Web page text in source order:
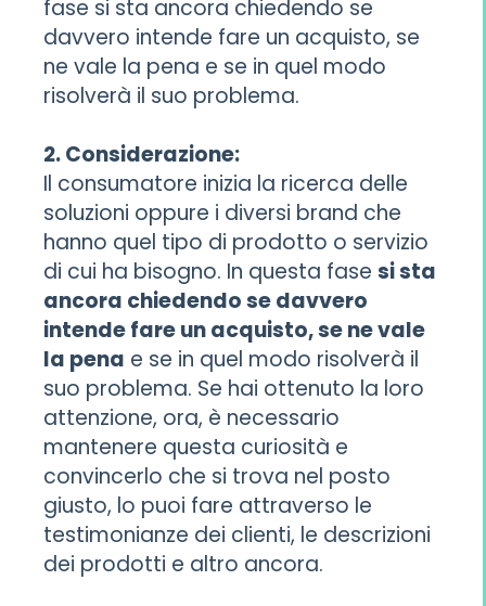
fase si sta ancora chiedendo se
davvero intende fare un acquisto, se
ne vale la pena e se in quel modo
risolverà il suo problema.
2. Considerazione:
Il consumatore inizia la ricerca delle
soluzioni oppure i diversi brand che
hanno quel tipo di prodotto o servizio
di cui ha bisogno. In questa fase si sta
ancora chiedendo se davvero
intende fare un acquisto, se ne vale
la pena e se in quel modo risolverà il
suo problema. Se hai ottenuto la loro
attenzione, ora, è necessario
mantenere questa curiosità e
convincerlo che si trova nel posto
giusto, lo puoi fare attraverso le
testimonianze dei clienti, le descrizioni
dei prodotti e altro ancora.